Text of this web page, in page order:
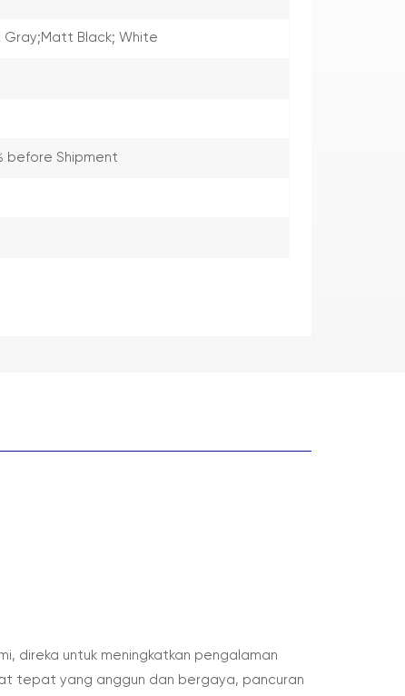
Gray;Matt Black; White
before Shipment
direka untuk meningkatkan pengalaman
tepat yang anggun dan bergaya, pancuran